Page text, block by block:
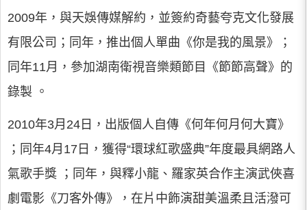
2009年，與天娛傳媒解約，並簽約奇藝夸克文化發展
有限公司；同年，推出個人單曲《你是我的風景》；
同年11月，參加湖南衛視音樂類節目《節節高聲》的
錄製 。
2010年3月24日，出版個人自傳《何年何月何大寶》
；同年4月17日，獲得“環球紅歌盛典”年度最具網路人
氣歌手獎 ；同年，與釋小龍、羅家英合作主演武俠喜
劇電影《刀客外傳》，在片中飾演甜美溫柔且活潑可